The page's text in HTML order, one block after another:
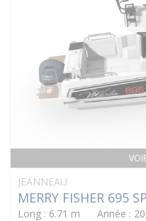
JEANNEAU
MERRY FISHER 695
Long : 6.71 m Année :